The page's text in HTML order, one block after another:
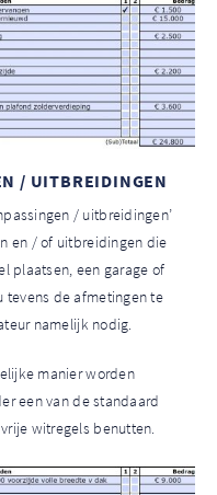
/ UITBREIDINGEN
/ uitbreidingen’
en / of uitbreidingen die
plaatsen, een garage of
tevens de afmetingen te
namelijk nodig.
manier worden
een van de standaard
witregels benutten.